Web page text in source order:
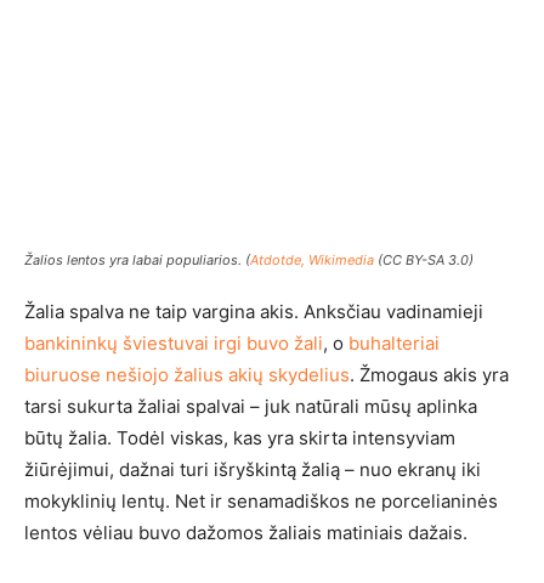
Žalios lentos yra labai populiarios. (Atdotde, Wikimedia (CC BY-SA 3.0)
Žalia spalva ne taip vargina akis. Anksčiau vadinamieji
bankininkų šviestuvai irgi buvo žali, o buhalteriai
biuruose nešiojo žalius akių skydelius. Žmogaus akis yra
tarsi sukurta žaliai spalvai – juk natūrali mūsų aplinka
būtų žalia. Todėl viskas, kas yra skirta intensyviam
žiūrėjimui, dažnai turi išryškintą žalią – nuo ekranų iki
mokyklinių lentų. Net ir senamadiškos ne porcelianinės
lentos vėliau buvo dažomos žaliais matiniais dažais.